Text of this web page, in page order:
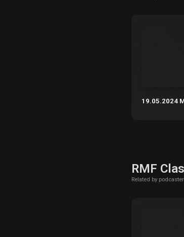
19.05.2024
RMF
Related by podcaster